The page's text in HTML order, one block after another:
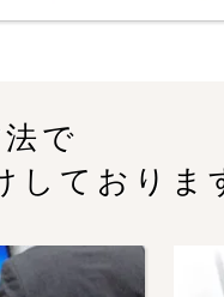
で
しておりま